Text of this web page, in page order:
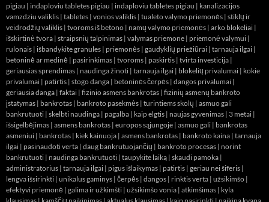
pigiau | indaploviu tabletes pigiau | indaploviu tabletes pigiau | kanalizacijos
vamzdziu valiklis | tabletes | vonios valiklis | tualeto valymo priemonės | stiklų ir
veidrodžių valiklis | tvoroms iš betono | namų valymo priemonės | arko blokeliai |
išskirtinė tvora | straipsnių talpinimas | valymas priemone | priemonė valymui |
rulonais | išbandykite granules | priemonės | gaudyklių priežiūrai | tarnauja ilgai |
betoninė ar medinė | pasirinkimas | tvoroms | paskirtis | tvirta investicija |
geriausias sprendimas | naudinga žinoti | tarnauja ilgai | blokelių privalumai | kokie
privalumai | patirtis | stogo danga | betoninės čerpės | dangos privalumai |
geriausia danga | faktai | fizinio asmens bankrotas | fizinių asmenų bankroto
įstatymas | bankrotas | bankroto pasekmės | turintiems skolų | asmuo gali
bankrutuoti | skelbti naudinga | pagalba | kaip elgtis | naujas gyvenimas | 3 metai |
išsigelbėjimas | asmens bankrotas | europos sąjungoje | asmuo gali | bankrotas
asmeniui | bankrotas | kiek kainuoja | asmens bankrotas | bankroto kaina | tarnauja
ilgai | pasinaudoti verta | daug bankrutuojančių | bankroto procesas | norint
bankrutuoti | naudinga bankrutuoti | taupykite laiką | skaudi pamoka |
administratorius | tarnauja ilgai | pigus išlaikymas | patirtis | geriau nei šiferis |
lengva išsirinkti | unikalus gaminys | čerpės | dangos | rinktis verta | užsikimšo |
efektyvi priemonė | galima ir užkimšti | užsikimšo vonia | atkimšimas | kyla